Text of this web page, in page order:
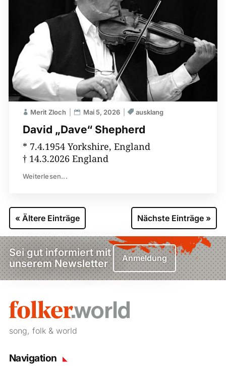
David „Dave“ Shepherd
Merit Zloch Mai 5, 2026 ausklang
* 7.4.1954 Yorkshire, England
† 14.3.2026 England
Weiterlesen...
« Ältere Einträge Nächste Einträge »
Sei gut informiert mit
unserem Newsletter
Anmeldung
song, folk & world
Navigation